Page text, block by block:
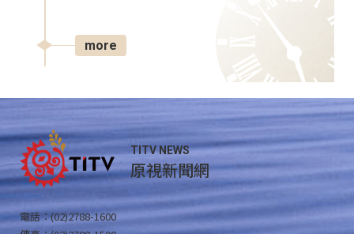
more
TITV NEWS
原視新聞網
電話：(02)2788-1600